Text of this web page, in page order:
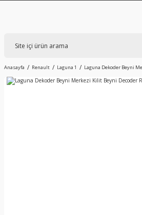
Anasayfa Renault Laguna 1 Laguna Dekoder Beyni